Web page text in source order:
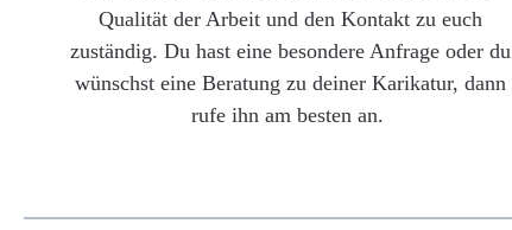
Qualität der Arbeit und den Kontakt zu euch
zuständig. Du hast eine besondere Anfrage oder du
wünschst eine Beratung zu deiner Karikatur, dann
rufe ihn am besten an.